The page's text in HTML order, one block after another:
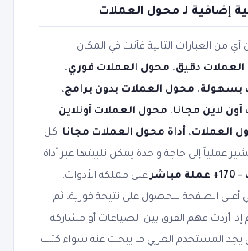
إضافية لـ محول العملات
من العبارات التالية فأنت في المكان
دقيق، محول العملات فوري،
بسهولة، محول العملات بدون برامج،
لاين مجانا، محول العملات أونلاين
العملات، أداة محول العملات مجانا. كل
عملياً إلى حاجة واحدة يمكن تلبيتها عبر أداة
على مملكة الأدوات.
أعلى الصفحة للحصول على نتيجة فورية، ثم
إذا أردت فهم الفرق بين الصياغات أو مشاركة
يجد المستخدم العربي ما يبحث عنه سواء كتب